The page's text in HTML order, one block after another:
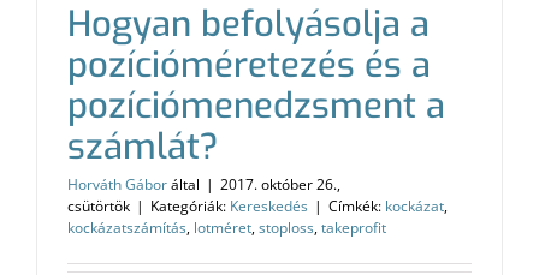
Hogyan befolyásolja a
pozícióméretezés és a
pozíciómenedzsment a
számlát?
Horváth Gáboráltal | 2017. október 26.,
csütörtök | Kategóriák: Kereskedés | Címkék: kockázat,
kockázatszámítás, lotméret,stoploss,takeprofit